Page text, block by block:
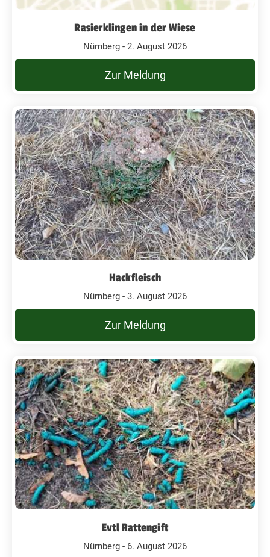
Rasierklingen in der Wiese
Nürnberg - 2. August 2026
Zur Meldung
Hackfleisch
Nürnberg - 3. August 2026
Zur Meldung
Evtl Rattengift
Nürnberg - 6. August 2026